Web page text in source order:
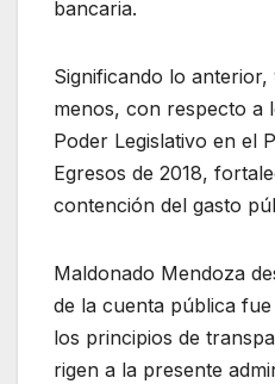
bancaria.
Significando lo anterior,
menos, con respecto a
Poder Legislativo en el
Egresos de 2018,
contención del gasto
Maldonado Mendoza
de la cuenta pública
los principios de
rigen a la presente